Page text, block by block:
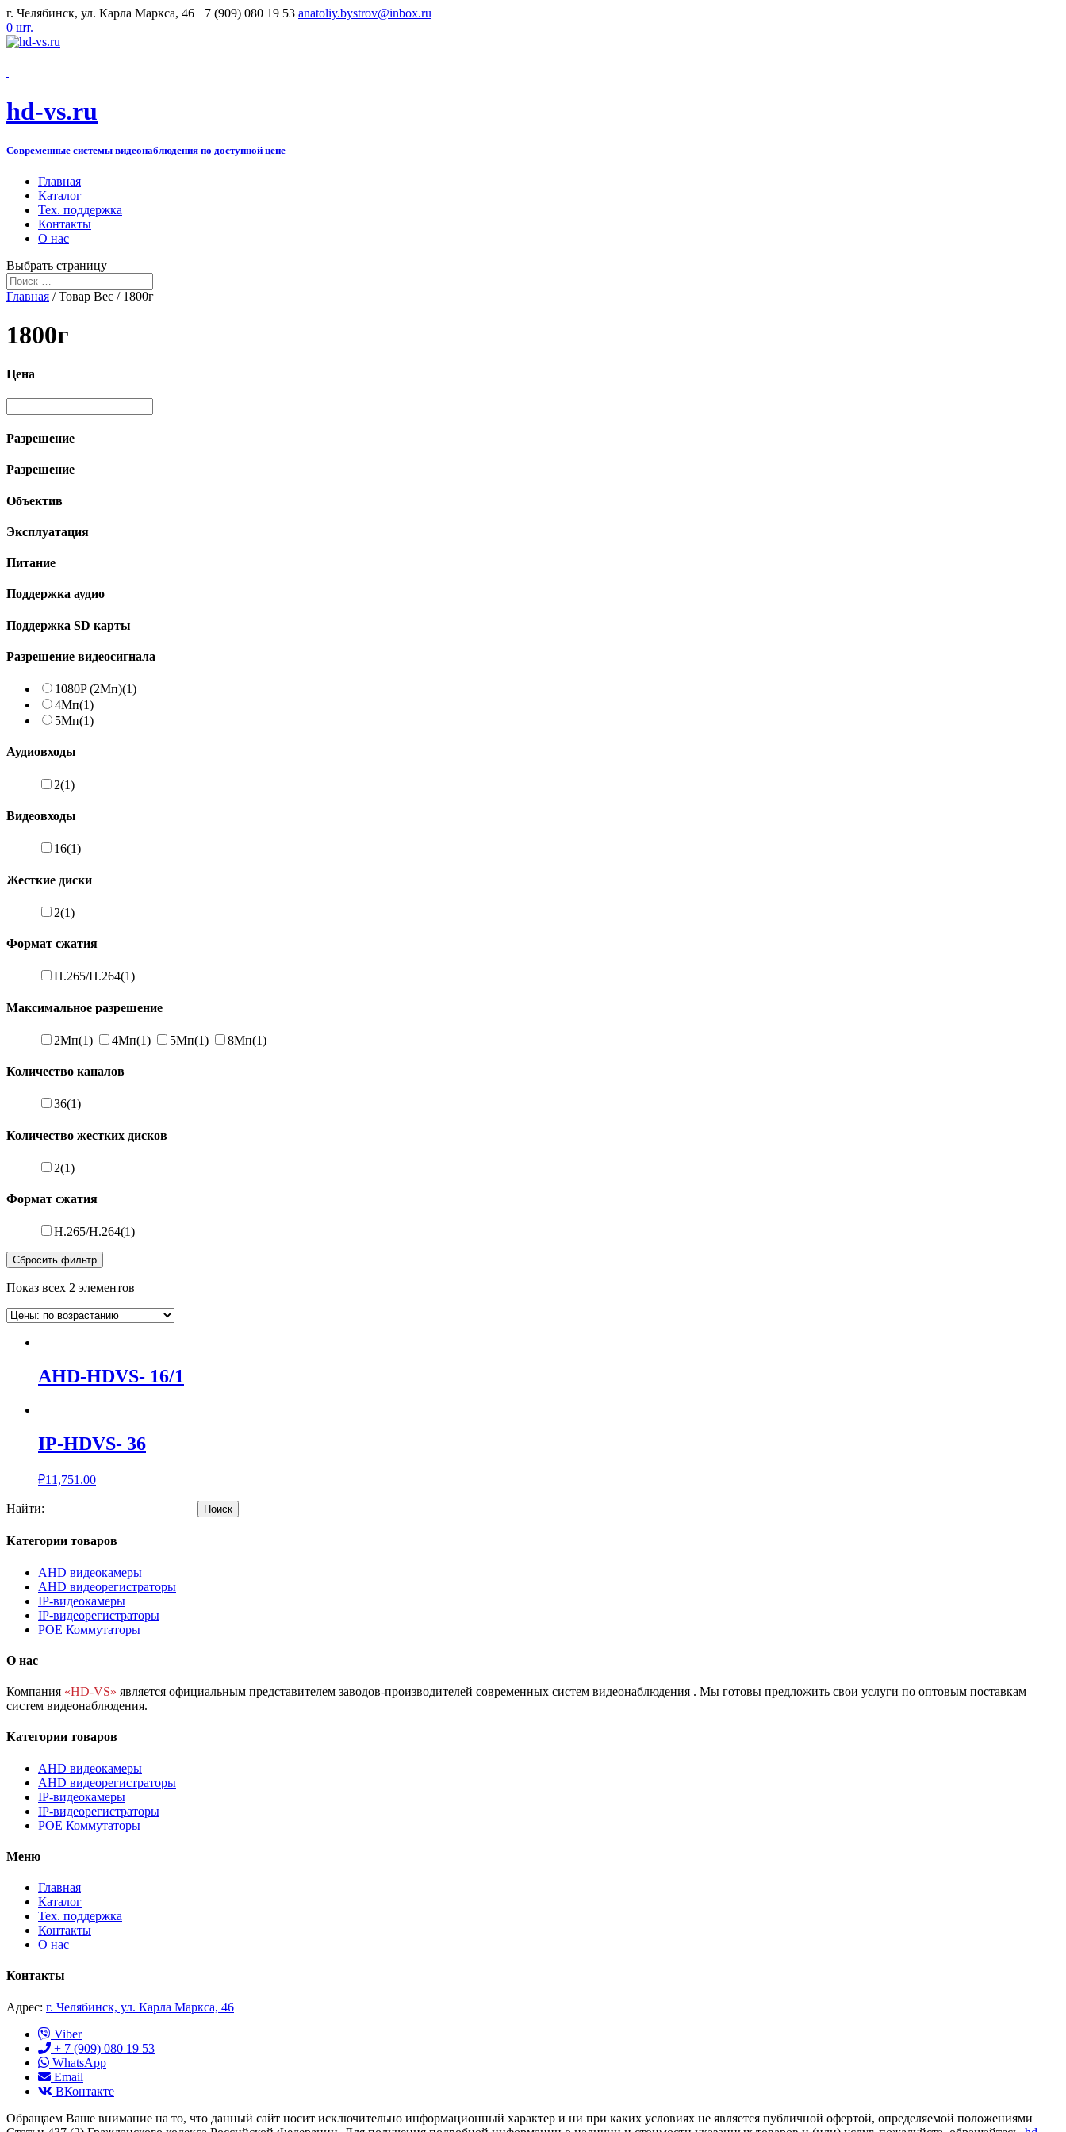
г. Челябинск, ул. Карла Маркса, 46 +7 (909) 080 19 53 anatoliy.bystrov@inbox.ru
0 шт.
hd-vs.ru
Современные системы видеонаблюдения по доступной цене
Главная
Каталог
Тех. поддержка
Контакты
О нас
Выбрать страницу
Главная / Товар Вес / 1800г
1800г
Цена
Разрешение
Разрешение
Объектив
Эксплуатация
Питание
Поддержка аудио
Поддержка SD карты
Разрешение видеосигнала
1080P (2Мп)(1)
4Мп(1)
5Мп(1)
Аудиовходы
2(1)
Видеовходы
16(1)
Жесткие диски
2(1)
Формат сжатия
H.265/H.264(1)
Максимальное разрешение
2Мп(1) 4Мп(1) 5Мп(1) 8Мп(1)
Количество каналов
36(1)
Количество жестких дисков
2(1)
Формат сжатия
H.265/H.264(1)
Сбросить фильтр
Показ всех 2 элементов
AHD-HDVS- 16/1
IP-HDVS- 36
₽11,751.00
Найти:
Категории товаров
AHD видеокамеры
AHD видеорегистраторы
IP-видеокамеры
IP-видеорегистраторы
POE Коммутаторы
О нас
Компания «HD-VS» является официальным представителем заводов-производителей современных систем видеонаблюдения . Мы готовы предложить свои услуги по оптовым поставкам
систем видеонаблюдения.
Категории товаров
AHD видеокамеры
AHD видеорегистраторы
IP-видеокамеры
IP-видеорегистраторы
POE Коммутаторы
Меню
Главная
Каталог
Тех. поддержка
Контакты
О нас
Контакты
Адрес: г. Челябинск, ул. Карла Маркса, 46
Viber
+ 7 (909) 080 19 53
WhatsApp
Email
ВКонтакте
Обращаем Ваше внимание на то, что данный сайт носит исключительно информационный характер и ни при каких условиях не является публичной офертой, определяемой положениями